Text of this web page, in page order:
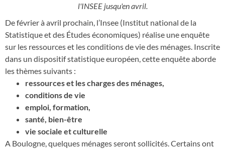
l'INSEE jusqu'en avril.
De février à avril prochain, l’Insee (Institut national de la
Statistique et des Études économiques) réalise une enquête
sur les ressources et les conditions de vie des ménages. Inscrite
dans un dispositif statistique européen, cette enquête aborde
les thèmes suivants :
ressources et les charges des ménages,
conditions de vie
emploi, formation,
santé, bien-être
vie sociale et culturelle
A Boulogne, quelques ménages seront sollicités. Certains ont